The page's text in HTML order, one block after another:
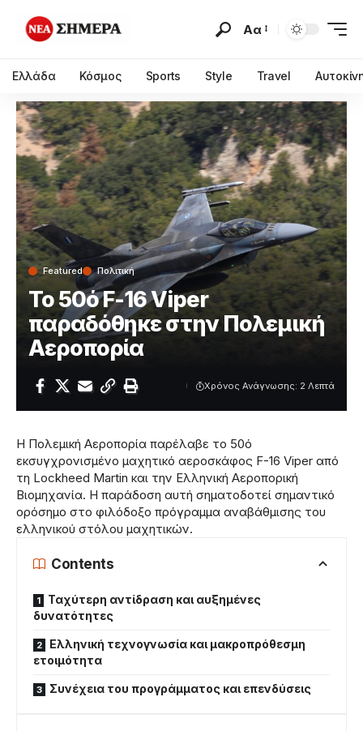
Αα
Ελλάδα Κόσμος Sports Style Travel
Featured Πολιτική
Το 50ό F-16 Viper
παραδόθηκε στην Πολεμική
Αεροπορία
Χρόνος Ανάγνωσης: 2 Λεπτά
Η Πολεμική Αεροπορία παρέλαβε το 50ό
εκσυγχρονισμένο μαχητικό αεροσκάφος F-16 Viper από
τη Lockheed Martin και την Ελληνική Αεροπορική
Βιομηχανία. Η παράδοση αυτή σηματοδοτεί σημαντικό
ορόσημο στο φιλόδοξο πρόγραμμα αναβάθμισης του
ελληνικού στόλου μαχητικών.
Contents
Ταχύτερη αντίδραση και αυξημένες
δυνατότητες
Ελληνική τεχνογνωσία και μακροπρόθεσμη
ετοιμότητα
Συνέχεια του προγράμματος και επενδύσεις